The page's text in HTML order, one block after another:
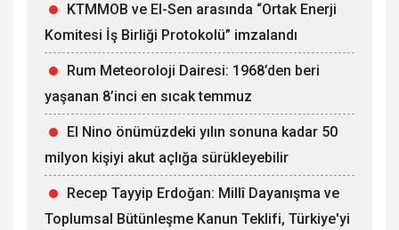
KTMMOB ve El-Sen arasında “Ortak Enerji
Komitesi İş Birliği Protokolü” imzalandı
Rum Meteoroloji Dairesi: 1968’den beri
yaşanan 8’inci en sıcak temmuz
El Nino önümüzdeki yılın sonuna kadar 50
milyon kişiyi akut açlığa sürükleyebilir
Recep Tayyip Erdoğan: Millî Dayanışma ve
Toplumsal Bütünleşme Kanun Teklifi, Türkiye'yi